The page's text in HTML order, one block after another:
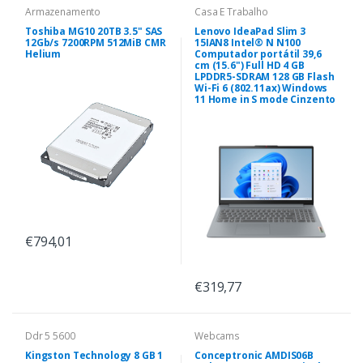
Armazenamento
Toshiba MG10 20TB 3.5" SAS
12Gb/s 7200RPM 512MiB CMR
Helium
€794,01
Casa E Trabalho
Lenovo IdeaPad Slim 3
15IAN8 Intel® N N100
Computador portátil 39,6
cm (15.6") Full HD 4 GB
LPDDR5-SDRAM 128 GB Flash
Wi-Fi 6 (802.11ax) Windows
11 Home in S mode Cinzento
€319,77
Ddr 5 5600
Kingston Technology 8 GB 1
Webcams
Conceptronic AMDIS06B